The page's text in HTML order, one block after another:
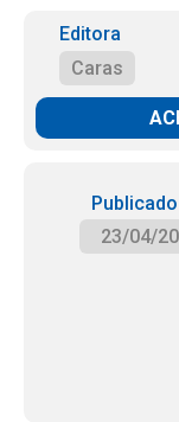
Editora
Caras
23/04/